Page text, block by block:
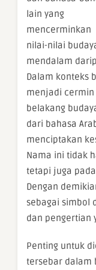
lain yang
mencerminkan
nilai-nilai
mendalam
Dalam konteks
menjadi
belakang
dari bahasa
menciptakan
Nama ini tidak
tetapi juga
Dengan
sebagai simbol
dan pengertian
Penting untuk
tersebar dalam